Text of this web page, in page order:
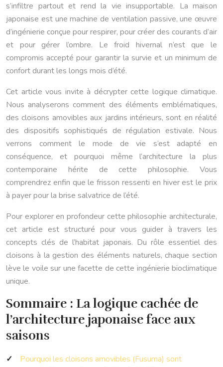
s’infiltre partout et rend la vie insupportable. La maison
japonaise est une machine de ventilation passive, une œuvre
d’ingénierie conçue pour respirer, pour créer des courants d’air
et pour gérer l’ombre. Le froid hivernal n’est que le
compromis accepté pour garantir la survie et un minimum de
confort durant les longs mois d’été.
Cet article vous invite à décrypter cette logique climatique.
Nous analyserons comment des éléments emblématiques,
des cloisons amovibles aux jardins intérieurs, sont en réalité
des dispositifs sophistiqués de régulation estivale. Nous
verrons comment le mode de vie s’est adapté en
conséquence, et pourquoi même l’architecture la plus
contemporaine hérite de cette philosophie. Vous
comprendrez enfin que le frisson ressenti en hiver est le prix
à payer pour la brise salvatrice de l’été.
Pour explorer en profondeur cette philosophie architecturale,
cet article est structuré pour vous guider à travers les
concepts clés de l’habitat japonais. Du rôle essentiel des
cloisons à la gestion des éléments naturels, chaque section
lève le voile sur une facette de cette ingénierie bioclimatique
unique.
Sommaire : La logique cachée de
l’architecture japonaise face aux
saisons
Pourquoi les cloisons amovibles (Fusuma) sont